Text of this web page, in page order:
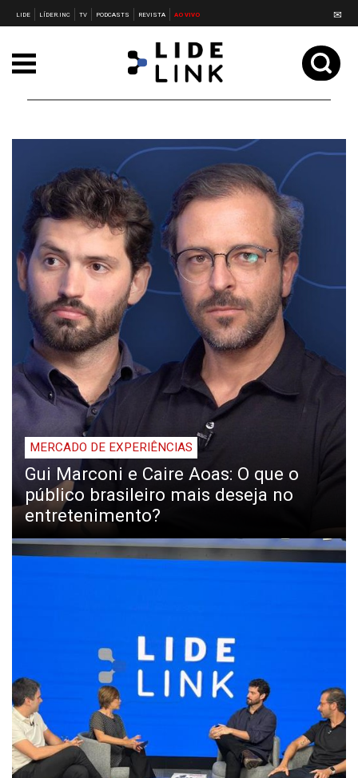
LIDE LÍDER.INC TV PODCASTS REVISTA AO VIVO ✉
MERCADO DE EXPERIÊNCIAS
Gui Marconi e Caire Aoas: O que o
público brasileiro mais deseja no
entretenimento?